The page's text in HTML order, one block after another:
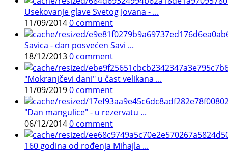
Usekovanje glave Svetog Jovana - ...
11/09/20140 comment
Savica - dan posvećen Savi ...
18/12/20130 comment
"Mokranjčevi dani" u čast velikana ...
11/09/20190 comment
"Dan mangulice" - u rezervatu ...
06/12/20140 comment
160 godina od rođenja Mihajla ...